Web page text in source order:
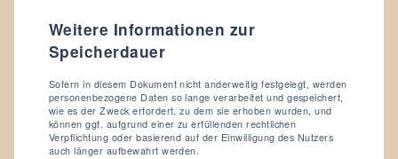
Weitere Informationen zur
Speicherdauer
Sofern in diesem Dokument nicht anderweitig festgelegt, werden
personenbezogene Daten so lange verarbeitet und gespeichert,
wie es der Zweck erfordert, zu dem sie erhoben wurden, und
können ggf. aufgrund einer zu erfüllenden rechtlichen
Verpflichtung oder basierend auf der Einwilligung des Nutzers
auch länger aufbewahrt werden.